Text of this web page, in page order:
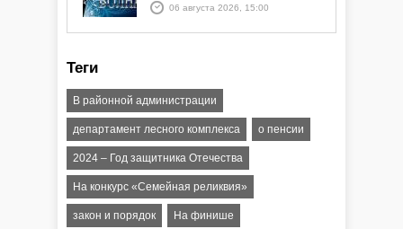
06 августа 2026, 15:00
Теги
В районной администрации
департамент лесного комплекса о пенсии
2024 – Год защитника Отечества
На конкурс «Семейная реликвия»
закон и порядок На финише